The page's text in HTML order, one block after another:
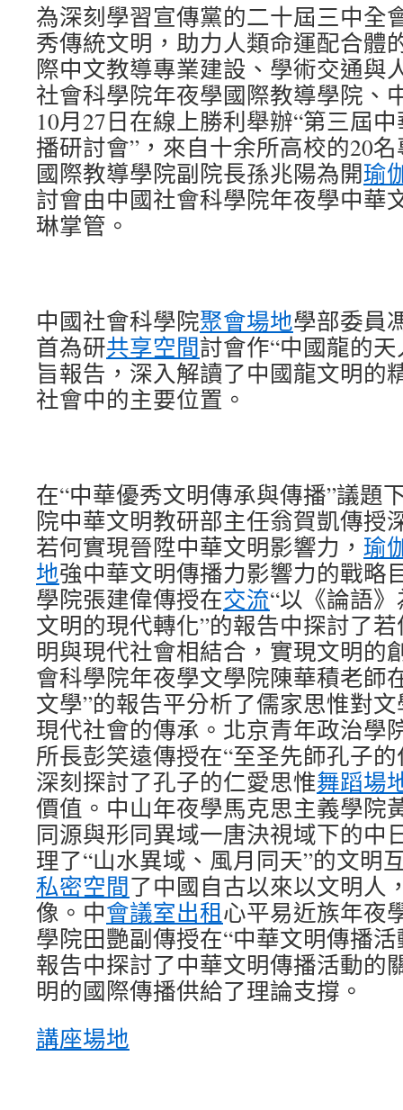
為深刻學習宣傳黨的二十屆三中全
秀傳統文明，助力人類命運配合體
際中文教導專業建設、學術交通與
社會科學院年夜學國際教導學院、
10月27日在線上勝利舉辦“第三屆
播研討會”，來自十余所高校的20
國際教導學院副院長孫兆陽為開瑜
討會由中國社會科學院年夜學中華
琳掌管。
中國社會科學院聚會場地學部委員
首為研共享空間討會作“中國龍的
旨報告，深入解讀了中國龍文明的
社會中的主要位置。
在“中華優秀文明傳承與傳播”議題
院中華文明教研部主任翁賀凱傳授
若何實現晉陞中華文明影響力， 瑜
地強中華文明傳播力影響力的戰略
學院張建偉傳授在交流“以《論語
文明的現代轉化”的報告中探討了
明與現代社會相結合，實現文明的
會科學院年夜學文學院陳華積老師
文學”的報告平分析了儒家思惟對
現代社會的傳承。北京青年政治學
所長彭笑遠傳授在“至圣先師孔子
深刻探討了孔子的仁愛思惟舞蹈場
價值。中山年夜學馬克思主義學院
同源與形同異域一唐決視域下的中
理了“山水異域、風月同天”的文明
私密空間了中國自古以來以文明人
像。中會議室出租心平易近族年夜
學院田艷副傳授在“中華文明傳播
報告中探討了中華文明傳播活動的
明的國際傳播供給了理論支撐。
講座場地